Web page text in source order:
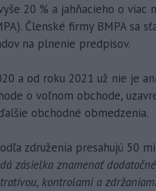
20 % a jahňacieho o viac
Členské firmy BMPA sa
na plnenie predpisov.
a od roku 2021 už nie je ani
o voľnom obchode,
obchodné obmedzenia.
združenia presahujú 50
zásielka znamenať dodatočné
kontrolami a